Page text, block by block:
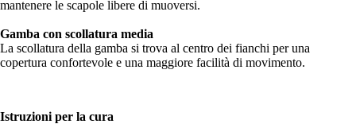
mantenere le scapole libere di muoversi.
Gamba con scollatura media
La scollatura della gamba si trova al centro dei fianchi per una
copertura confortevole e una maggiore facilità di movimento.
Istruzioni per la cura